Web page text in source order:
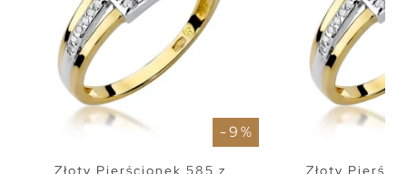
- 9 %
Złoty Pierścionek 585 z
Złoty